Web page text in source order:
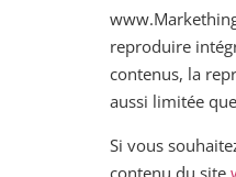
reproduire
contenus, la
aussi limitée
Si vous
contenu du site